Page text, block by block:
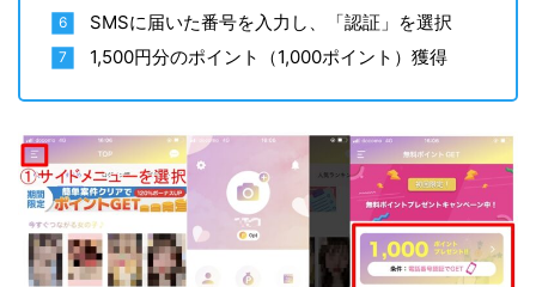
SMSに届いた番号を入力し、「認証」を選択
1,500円分のポイント（1,000ポイント）獲得